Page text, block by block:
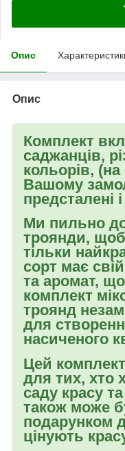
Опис
Опис
Комплект
саджанців,
кольорів,
Вашому
предсталені
Ми пильно
троянди,
тільки
сорт має
та аромат,
комплект
троянд
для
насиченого
Цей
для тих, хто
саду красу
також може
подарунком
цінують